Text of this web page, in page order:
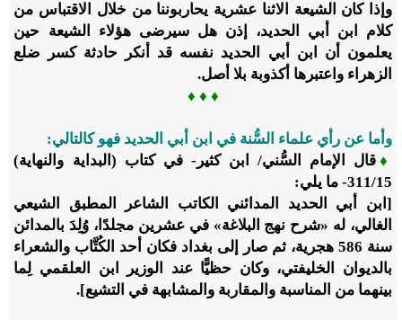
وإذا كان الشيعة الاثنا عشرية يحاربوننا من خلال الاقتباس من
كلام ابن أبي الحديد، إذن هل سيرضى هؤلاء الشيعة حين
يعلمون أن ابن أبي الحديد نفسه قد أنكر حادثة كسر ضلع
الزهراء واعتبرها أكذوبة بلا أصل.
♦
♦
♦
وأما عن رأي علماء السُّنة في ابن أبي الحديد فهو كالتالي:
♦ قال الإمام السُّني/ ابن كثير- في كتاب (البداية والنهاية)
15
/‏
311- ما يلي:
[ابن أبي الحديد المدائني الكاتب الشاعر المطبق الشيعي
الغالي، له «شرح نهج البلاغة» في عشرين مجلدًا، وُلِدَ بالمدائن
سنة 586هجرية، ثم صار إلى بغداد فكان أحد الكُتَّاب والشعراء
بالديوان الخليفتي، وكان حظيًّا عند الوزير ابن العلقمي لِما
بينهما من المناسبة والمقاربة والمشابهة في التشيع].